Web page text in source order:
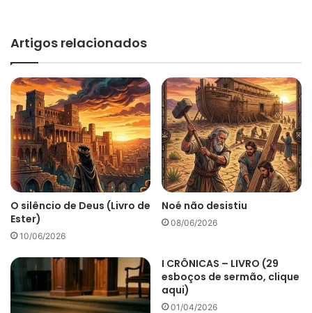
Artigos relacionados
O silêncio de Deus (Livro de
Ester)
10/06/2026
Noé não desistiu
08/06/2026
I CRÔNICAS – LIVRO (29
esboços de sermão, clique
aqui)
01/04/2026